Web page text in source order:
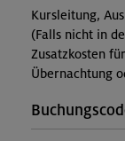
Kursleitung,
(Falls nicht in
Zusatzkosten
Übernachtung